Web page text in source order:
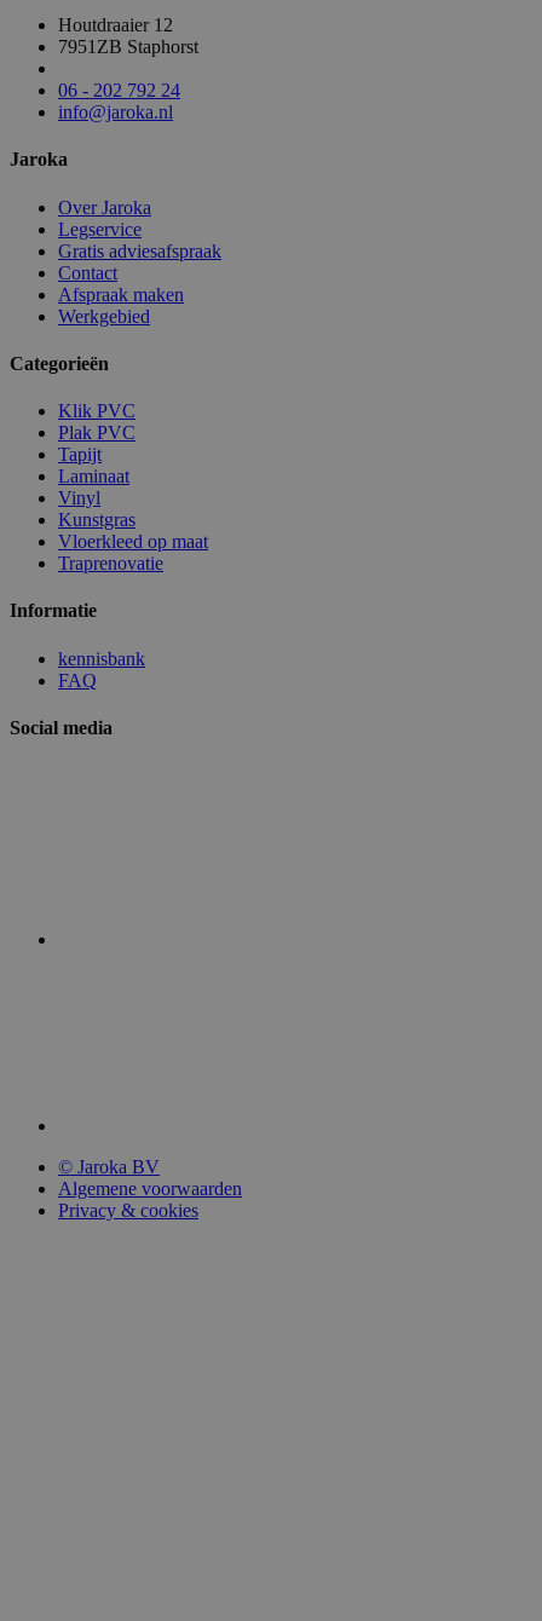
Houtdraaier 12
7951ZB Staphorst
06 - 202 792 24
info@jaroka.nl
Jaroka
Over Jaroka
Legservice
Gratis adviesafspraak
Contact
Afspraak maken
Werkgebied
Categorieën
Klik PVC
Plak PVC
Tapijt
Laminaat
Vinyl
Kunstgras
Vloerkleed op maat
Traprenovatie
Informatie
kennisbank
FAQ
Social media
© Jaroka BV
Algemene voorwaarden
Privacy & cookies